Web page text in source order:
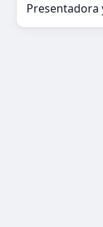
Presentadora